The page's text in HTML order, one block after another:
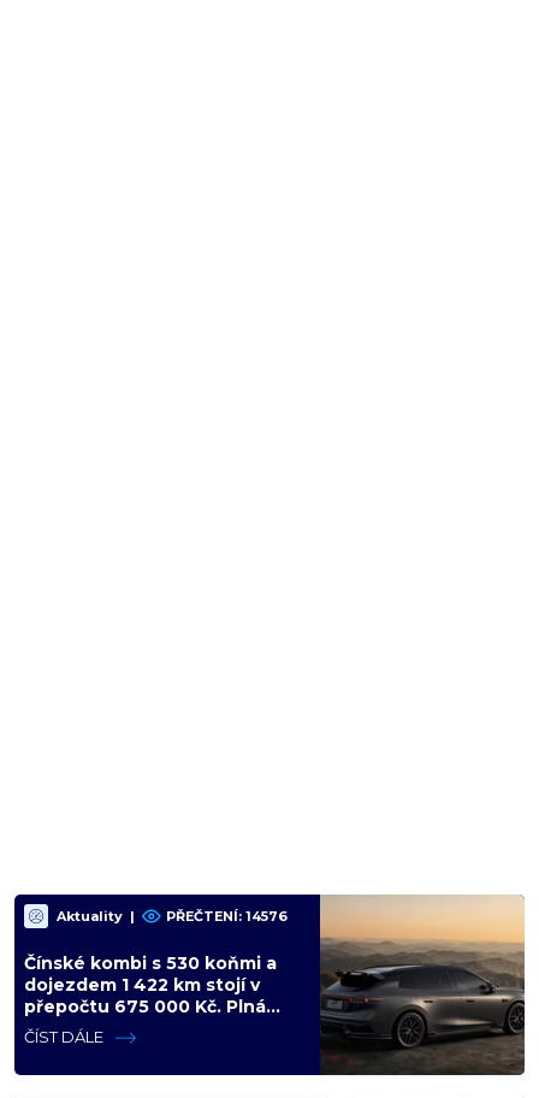
Aktuality | PŘEČTENÍ: 14576
Čínské kombi s 530 koňmi a
dojezdem 1 422 km stojí v
přepočtu 675 000 Kč. Plná
výbava je v ceně, VW a BMW
mají problém
ČÍST DÁLE